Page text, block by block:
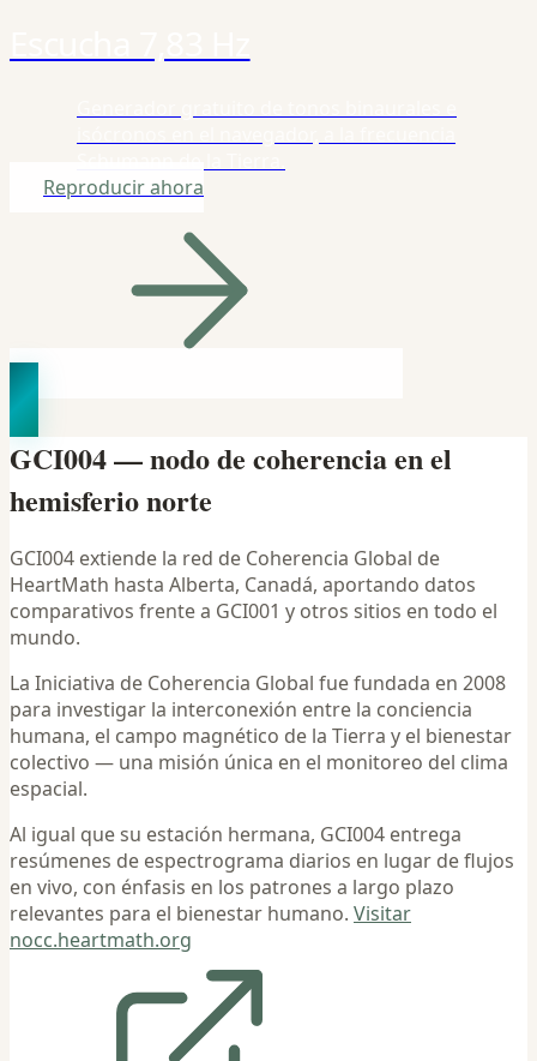
Reproducir ahora
GCI004 — nodo de coherencia en el
hemisferio norte
GCI004 extiende la red de Coherencia Global de
HeartMath hasta Alberta, Canadá, aportando datos
comparativos frente a GCI001 y otros sitios en todo el
mundo.
La Iniciativa de Coherencia Global fue fundada en 2008
para investigar la interconexión entre la conciencia
humana, el campo magnético de la Tierra y el bienestar
colectivo — una misión única en el monitoreo del clima
espacial.
Al igual que su estación hermana, GCI004 entrega
resúmenes de espectrograma diarios en lugar de flujos
en vivo, con énfasis en los patrones a largo plazo
relevantes para el bienestar humano. Visitar
nocc.heartmath.org